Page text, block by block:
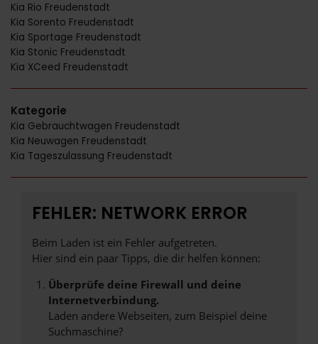
Kia Rio Freudenstadt
Kia Sorento Freudenstadt
Kia Sportage Freudenstadt
Kia Stonic Freudenstadt
Kia XCeed Freudenstadt
Kategorie
Kia Gebrauchtwagen Freudenstadt
Kia Neuwagen Freudenstadt
Kia Tageszulassung Freudenstadt
FEHLER: NETWORK ERROR
Beim Laden ist ein Fehler aufgetreten.
Hier sind ein paar Tipps, die dir helfen können:
Überprüfe deine Firewall und deine
Internetverbindung.
Laden andere Webseiten, zum Beispiel deine
Suchmaschine?